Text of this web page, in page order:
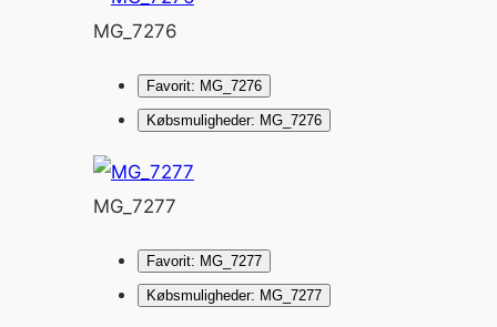
MG_7276
Favorit: MG_7276
Købsmuligheder: MG_7276
MG_7277
Favorit: MG_7277
Købsmuligheder: MG_7277